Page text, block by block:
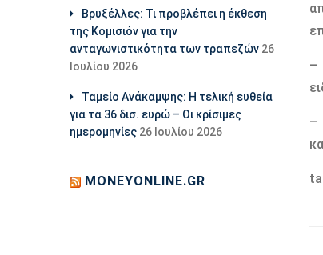
–
–
Βρυξέλλες: Τι προβλέπει η έκθεση
της Κομισιόν για την
ανταγωνιστικότητα των τραπεζών 26
Ιουλίου 2026
Ταμείο Ανάκαμψης: Η τελική ευθεία
για τα 36 δισ. ευρώ – Οι κρίσιμες
ημερομηνίες 26 Ιουλίου 2026
MONEYONLINE.GR